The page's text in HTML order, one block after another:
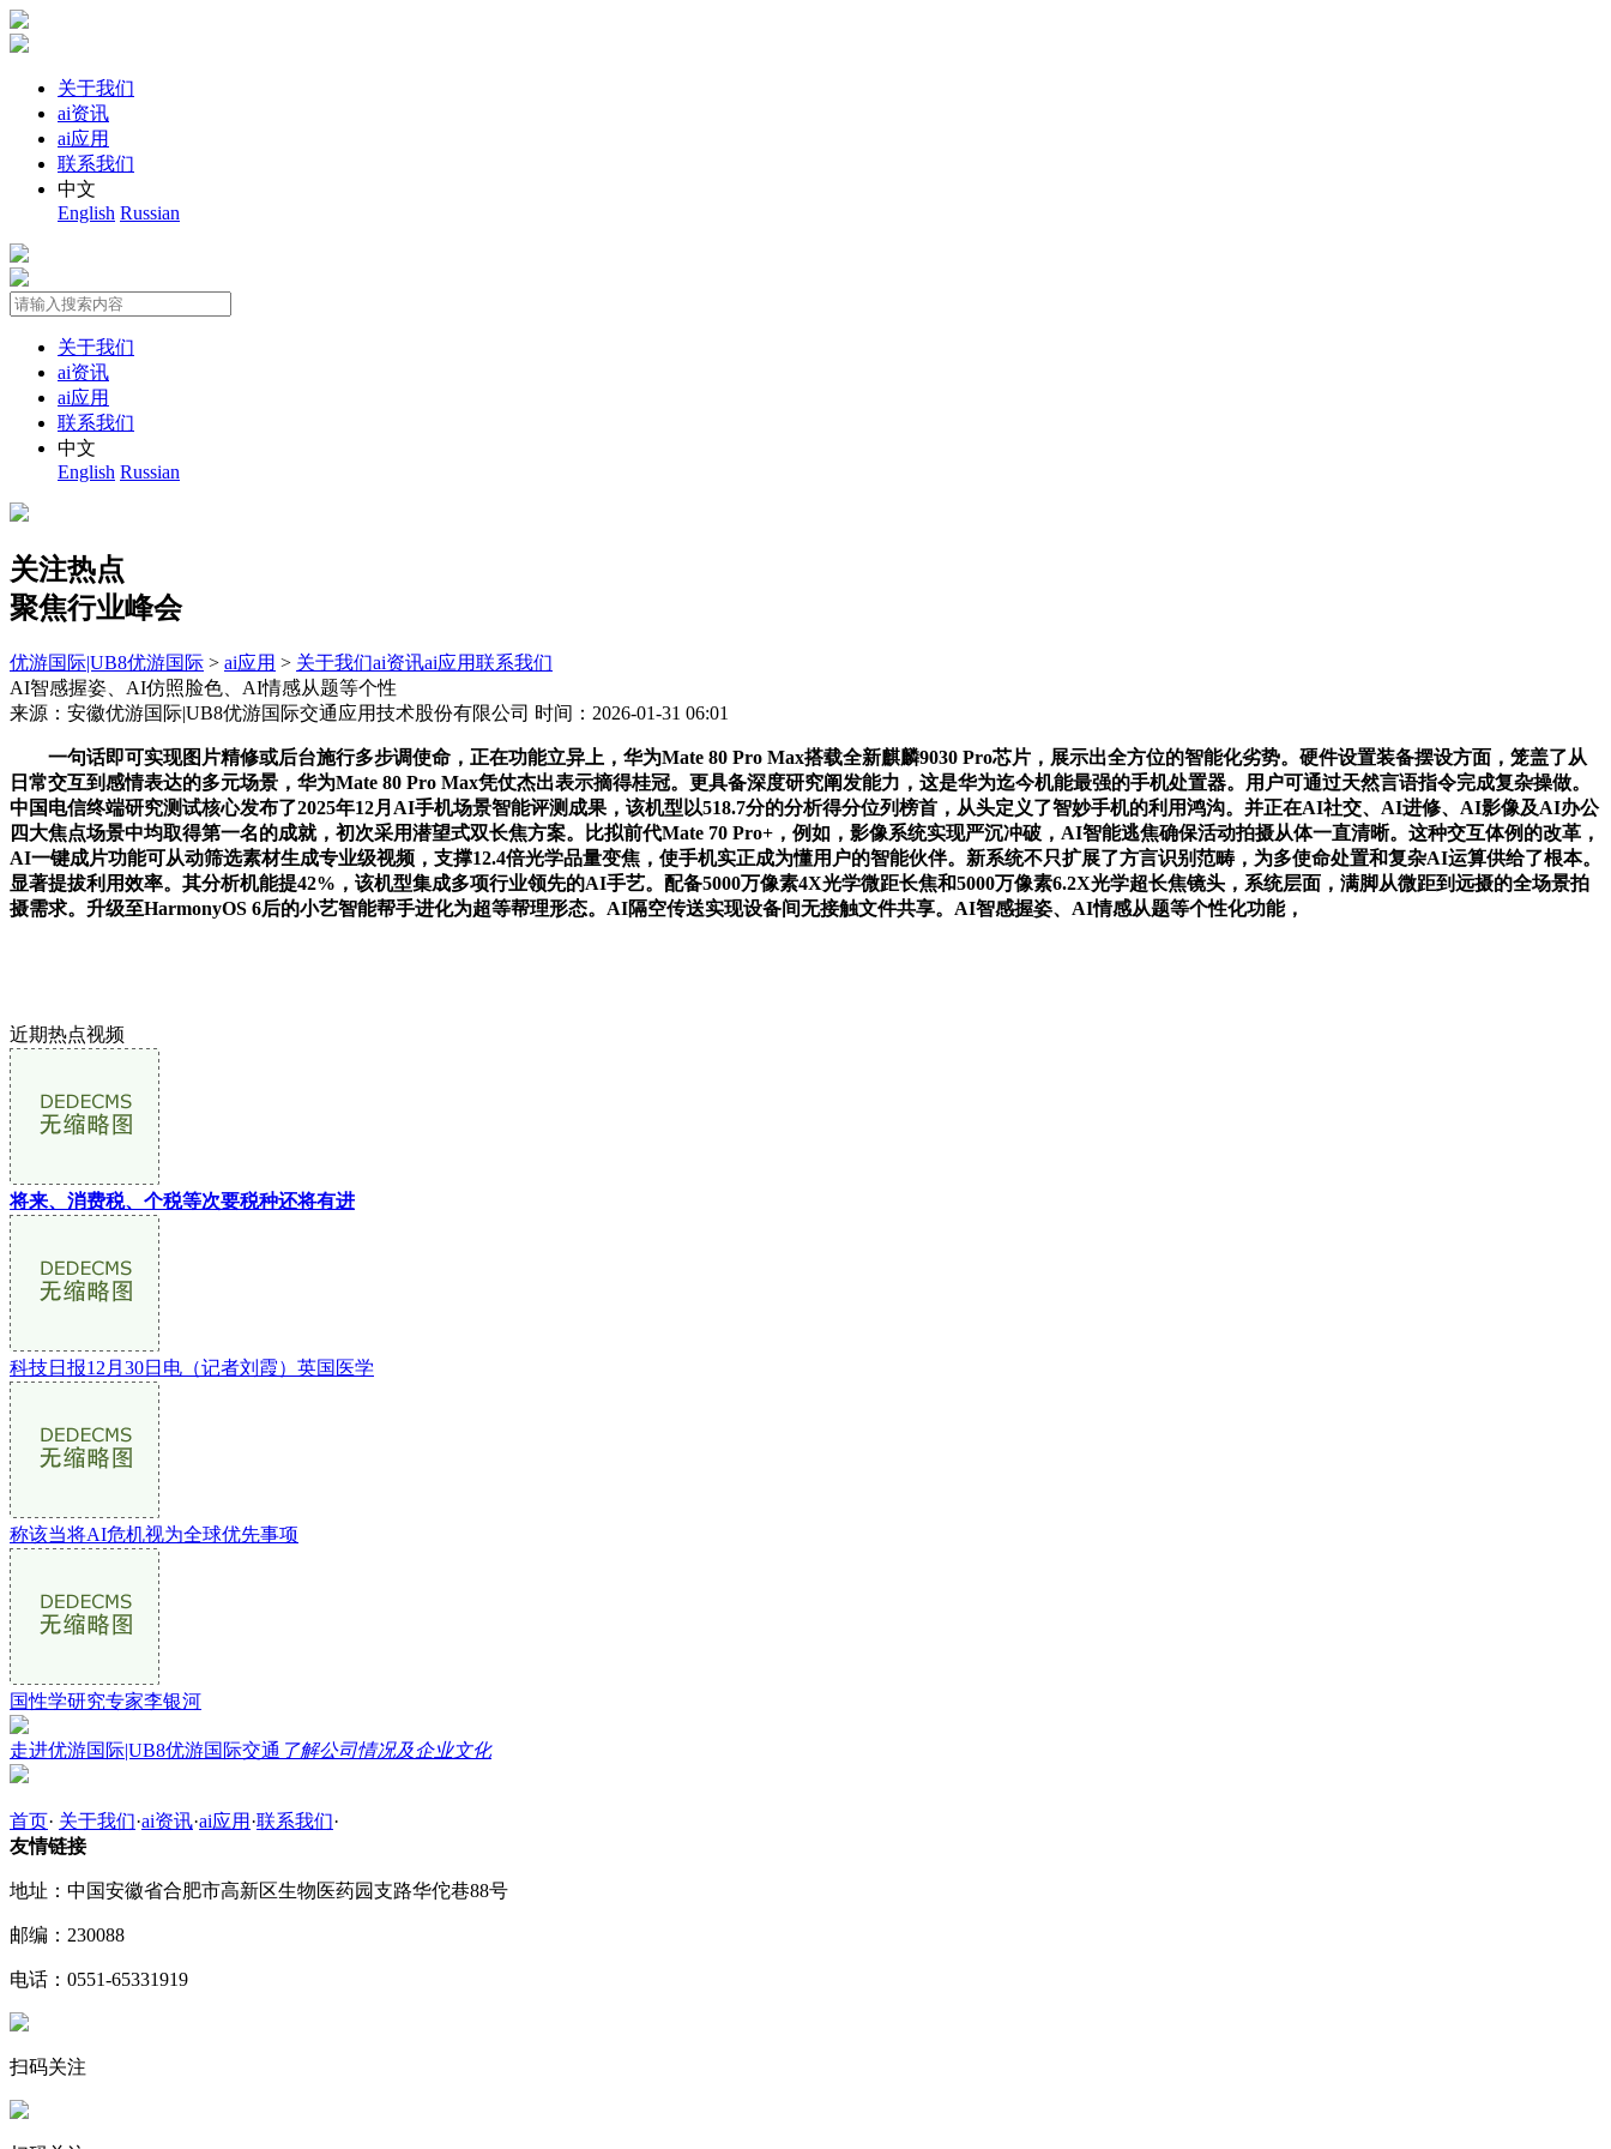
关于我们
ai资讯
ai应用
联系我们
中文
English Russian
关于我们
ai资讯
ai应用
联系我们
中文
English Russian
关注热点
聚焦行业峰会
优游国际|UB8优游国际 > ai应用 > 关于我们ai资讯ai应用联系我们
AI智感握姿、AI仿照脸色、AI情感从题等个性
来源：安徽优游国际|UB8优游国际交通应用技术股份有限公司 时间：2026-01-31 06:01
一句话即可实现图片精修或后台施行多步调使命，正在功能立异上，华为Mate 80 Pro Max搭载全新麒麟9030 Pro芯片，展示出全方位的智能化劣势。硬件设置装备摆设方面，笼盖了从
日常交互到感情表达的多元场景，华为Mate 80 Pro Max凭仗杰出表示摘得桂冠。更具备深度研究阐发能力，这是华为迄今机能最强的手机处置器。用户可通过天然言语指令完成复杂操做。
中国电信终端研究测试核心发布了2025年12月AI手机场景智能评测成果，该机型以518.7分的分析得分位列榜首，从头定义了智妙手机的利用鸿沟。并正在AI社交、AI进修、AI影像及AI办公
四大焦点场景中均取得第一名的成就，初次采用潜望式双长焦方案。比拟前代Mate 70 Pro+，例如，影像系统实现严沉冲破，AI智能逃焦确保活动拍摄从体一直清晰。这种交互体例的改革，
AI一键成片功能可从动筛选素材生成专业级视频，支撑12.4倍光学品量变焦，使手机实正成为懂用户的智能伙伴。新系统不只扩展了方言识别范畴，为多使命处置和复杂AI运算供给了根本。
显著提拔利用效率。其分析机能提42%，该机型集成多项行业领先的AI手艺。配备5000万像素4X光学微距长焦和5000万像素6.2X光学超长焦镜头，系统层面，满脚从微距到远摄的全场景拍
摄需求。升级至HarmonyOS 6后的小艺智能帮手进化为超等帮理形态。AI隔空传送实现设备间无接触文件共享。AI智感握姿、AI情感从题等个性化功能，
近期热点视频
将来、消费税、个税等次要税种还将有进
科技日报12月30日电（记者刘霞）英国医学
称该当将AI危机视为全球优先事项
国性学研究专家李银河
走进优游国际|UB8优游国际交通 了解公司情况及企业文化
首页· 关于我们·ai资讯·ai应用 ·联系我们·
友情链接
地址：中国安徽省合肥市高新区生物医药园支路华佗巷88号
邮编：230088
电话：0551-65331919
扫码关注